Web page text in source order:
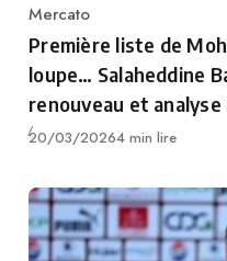
Category
Mercato
Première liste de
loupe… Salaheddine
renouveau et analyse
Publié
20/03/20264 min lire